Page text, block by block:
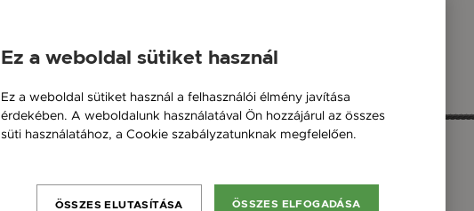
Ez a weboldal sütiket használ
Ez a weboldal sütiket használ a felhasználói élmény javítása
érdekében. A weboldalunk használatával Ön hozzájárul az összes
süti használatához, a Cookie szabályzatunknak megfelelően.
ÖSSZES ELFOGADÁSA
ÖSSZES ELUTASÍTÁSA